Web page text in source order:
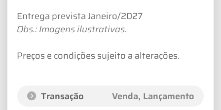
Entrega prevista Janeiro/2027
Obs.: Imagens ilustrativas.
Preços e condições sujeito a alterações.
Transação
Venda, Lançamento